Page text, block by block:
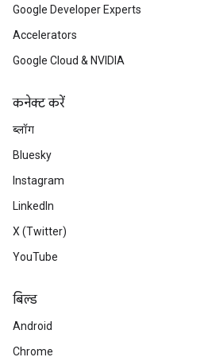
Google Developer Experts
Accelerators
Google Cloud & NVIDIA
कनेक्ट करें
ब्लॉग
Bluesky
Instagram
LinkedIn
X (Twitter)
YouTube
बिल्ड
Android
Chrome